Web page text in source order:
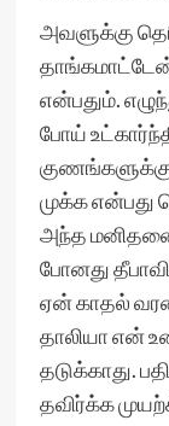
அவளுக்கு
என்பதும்.
போய்
முக்க என்பது
அந்த மனிதனை
போனது
ஏன் காதல்
தாலியா என்
தடுக்காது.
தவிர்க்க